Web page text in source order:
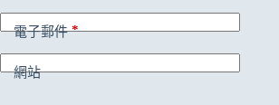
電子郵件*
網站